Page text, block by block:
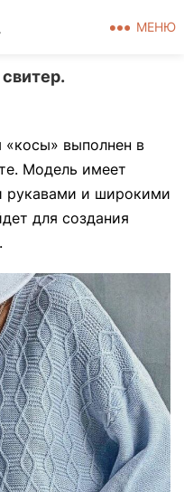
МЕНЮ
«косы» выполнен в
Модель имеет
рукавами и широкими
для создания